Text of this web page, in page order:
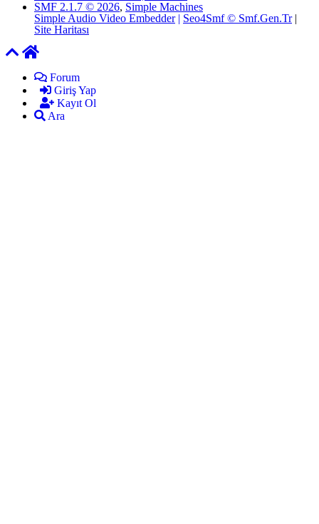
SMF 2.1.7 © 2026, Simple Machines
Simple Audio Video Embedder | Seo4Smf © Smf.Gen.Tr|
Site Haritası
Forum
Giriş Yap
Kayıt Ol
Ara